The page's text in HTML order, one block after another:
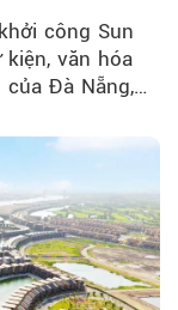
công Sun
văn hóa
Đà Nẵng,…